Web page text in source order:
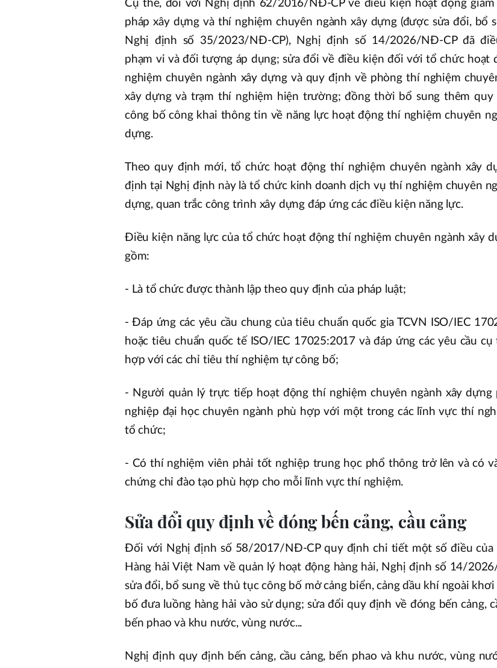
Cụ thể, đối với Nghị định 62/2016/NĐ-CP về điều kiện hoạt động
pháp xây dựng và thí nghiệm chuyên ngành xây dựng (được sửa đổi, bổ
Nghị định số 35/2023/NĐ-CP), Nghị định số 14/2026/NĐ-CP đã
phạm vi và đối tượng áp dụng; sửa đổi về điều kiện đối với tổ chức hoạt
nghiệm chuyên ngành xây dựng và quy định về phòng thí nghiệm
xây dựng và trạm thí nghiệm hiện trường; đồng thời bổ sung thêm quy
công bố công khai thông tin về năng lực hoạt động thí nghiệm chuyên
dựng.
Theo quy định mới, tổ chức hoạt động thí nghiệm chuyên ngành xây
định tại Nghị định này là tổ chức kinh doanh dịch vụ thí nghiệm chuyên
dựng, quan trắc công trình xây dựng đáp ứng các điều kiện năng lực.
Điều kiện năng lực của tổ chức hoạt động thí nghiệm chuyên ngành xây
gồm:
- Là tổ chức được thành lập theo quy định của pháp luật;
- Đáp ứng các yêu cầu chung của tiêu chuẩn quốc gia TCVN ISO/IEC
hoặc tiêu chuẩn quốc tế ISO/IEC 17025:2017 và đáp ứng các yêu cầu cụ
hợp với các chỉ tiêu thí nghiệm tự công bố;
- Người quản lý trực tiếp hoạt động thí nghiệm chuyên ngành xây dựng
nghiệp đại học chuyên ngành phù hợp với một trong các lĩnh vực thí
tổ chức;
- Có thí nghiệm viên phải tốt nghiệp trung học phổ thông trở lên và có
chứng chỉ đào tạo phù hợp cho mỗi lĩnh vực thí nghiệm.
Sửa đổi quy định về đóng bến cảng, cầu cảng
Đối với Nghị định số 58/2017/NĐ-CP quy định chi tiết một số điều của
Hàng hải Việt Nam về quản lý hoạt động hàng hải, Nghị định số 14/
sửa đổi, bổ sung về thủ tục công bố mở cảng biển, cảng dầu khí ngoài khơi
bố đưa luồng hàng hải vào sử dụng; sửa đổi quy định về đóng bến cảng,
bến phao và khu nước, vùng nước...
Nghị định quy định bến cảng, cầu cảng, bến phao và khu nước, vùng